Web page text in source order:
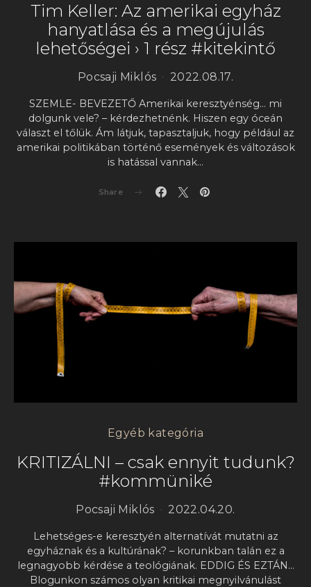
Tim Keller: Az amerikai egyház
hanyatlása és a megújulás
lehetőségei › 1 rész #kitekintő
Pocsaji Miklós 2022.08.17.
SZEMLE- BEVEZETŐ Amerikai keresztyénség… mi
dolgunk vele? – kérdezhetnénk. Hiszen egy óceán
választ el tőlük. Ám látjuk, tapasztaljuk, hogy például az
amerikai politikában történő események és változások
is hatással vannak…
Share
Egyéb kategória
KRITIZÁLNI – csak ennyit tudunk?
#kommüniké
Pocsaji Miklós 2022.04.20.
Lehetséges-e keresztyén alternatívát mutatni az
egyháznak és a kultúrának? – korunkban talán ez a
legnagyobb kérdése a teológiának. EDDIG ÉS EZTÁN…
Blogunkon számos olyan kritikai megnyilvánulást